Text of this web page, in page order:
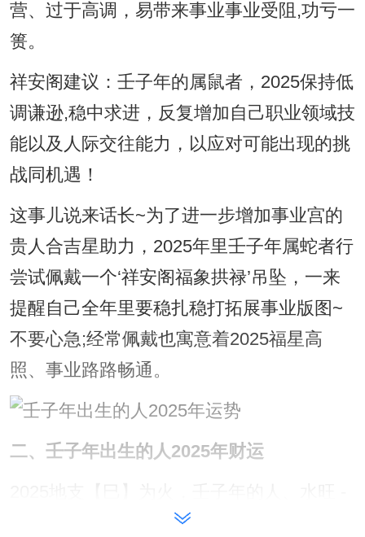
营、过于高调，易带来事业事业受阻,功亏一
篑。
祥安阁建议：壬子年的属鼠者，2025保持低
调谦逊,稳中求进，反复增加自己职业领域技
能以及人际交往能力，以应对可能出现的挑
战同机遇！
这事儿说来话长~为了进一步增加事业宫的
贵人合吉星助力，2025年里壬子年属蛇者行
尝试佩戴一个‘祥安阁福象拱禄’吊坠，一来
提醒自己全年里要稳扎稳打拓展事业版图~
不要心急;经常佩戴也寓意着2025福星高
照、事业路路畅通。
二、壬子年出生的人2025年财运
水可克火 - 我克为财、没错，但需要消耗很